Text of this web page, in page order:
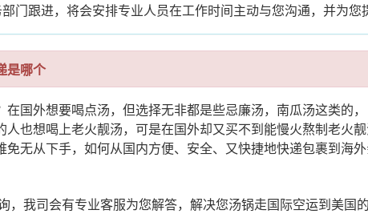
门跟进，将会安排专业人员在工作时间主动与您沟通，并为您
是哪个
在国外想要喝点汤，但选择无非都是些忌廉汤，南瓜汤这类
也想喝上老火靓汤，可是在国外却又买不到能慢火熬制老火
免无从下手，如何从国内方便、安全、又快捷地快递包裹到
，我司会有专业客服为您解答，解决您汤锅走国际空运到美国